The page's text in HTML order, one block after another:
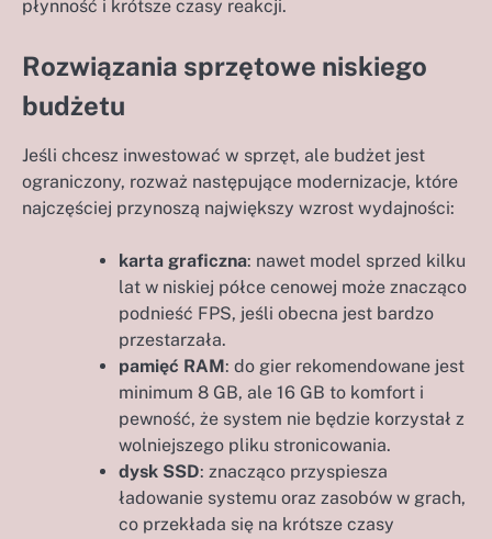
płynność i krótsze czasy reakcji.
Rozwiązania sprzętowe niskiego
budżetu
Jeśli chcesz inwestować w sprzęt, ale budżet jest
ograniczony, rozważ następujące modernizacje, które
najczęściej przynoszą największy wzrost wydajności:
karta graficzna: nawet model sprzed kilku
lat w niskiej półce cenowej może znacząco
podnieść FPS, jeśli obecna jest bardzo
przestarzała.
pamięć RAM: do gier rekomendowane jest
minimum 8 GB, ale 16 GB to komfort i
pewność, że system nie będzie korzystał z
wolniejszego pliku stronicowania.
dysk SSD: znacząco przyspiesza
ładowanie systemu oraz zasobów w grach,
co przekłada się na krótsze czasy